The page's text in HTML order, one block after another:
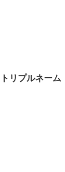
リプルネーム